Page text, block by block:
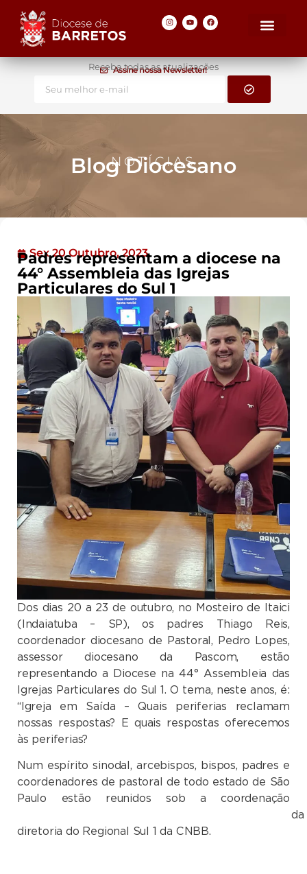
Assine nossa Newsletter!
Receba todas as atualizações
NOTÍCIAS
Blog Diocesano
Sex 20 Outubro, 2023
Padres representam a diocese na
44° Assembleia das Igrejas
Particulares do Sul 1
Dos dias 20 a 23 de outubro, no Mosteiro de Itaici
(Indaiatuba – SP), os padres Thiago Reis,
coordenador diocesano de Pastoral, Pedro Lopes,
assessor diocesano da Pascom, estão
representando a Diocese na 44° Assembleia das
Igrejas Particulares do Sul 1. O tema, neste anos, é:
“Igreja em Saída – Quais periferias reclamam
nossas respostas? E quais respostas oferecemos
às periferias?
Num espírito sinodal, arcebispos, bispos, padres e
coordenadores de pastoral de todo estado de São
Paulo estão reunidos sob a coordenação
da
diretoria do Regional Sul 1 da CNBB.